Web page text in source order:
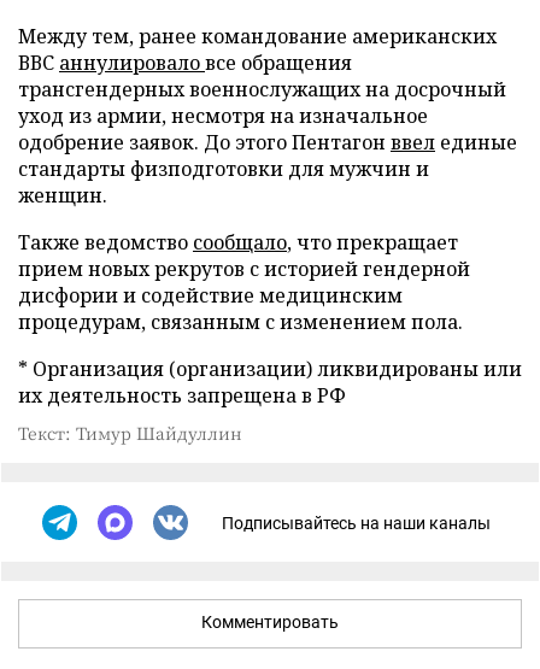
Между тем, ранее командование американских
ВВС аннулироваловсе обращения
трансгендерных военнослужащих на досрочный
уход из армии, несмотря на изначальное
одобрение заявок. До этого Пентагон ввел единые
стандарты физподготовки для мужчин и
женщин.
Также ведомство сообщало, что прекращает
прием новых рекрутов с историей гендерной
дисфории и содействие медицинским
процедурам, связанным с изменением пола.
* Организация (организации) ликвидированы или
их деятельность запрещена в РФ
Текст: Тимур Шайдуллин
Подписывайтесь на наши каналы
Комментировать